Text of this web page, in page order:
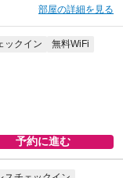
部屋の詳細を見る
ックイン
無料WiFi
予約に進む